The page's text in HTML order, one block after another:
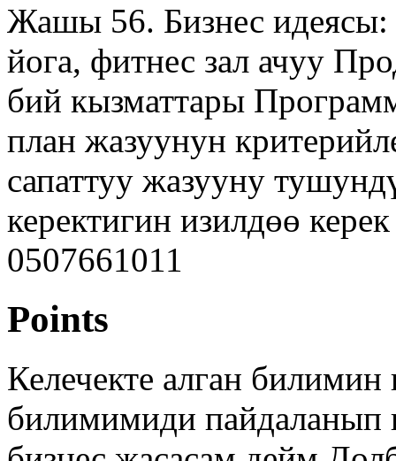
Жашы 56. Бизнес
йога, фитнес зал ачуу
бий кызматтары
план жазуунун
сапаттуу жазууну
керектигин изилдөө
0507661011
Points
Келечекте алган
билимимиди пайдаланып